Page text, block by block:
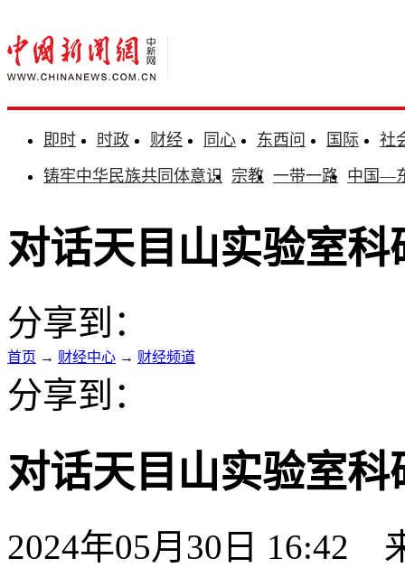
即时 时政 财经 同心 东西问 国际
社
铸牢中华民族共同体意识 宗教 一带一路 中国—
对话天目山实验室
分享到：
首页 → 财经中心 → 财经频道
分享到：
对话天目山实验室
2024年05月30日 16:42